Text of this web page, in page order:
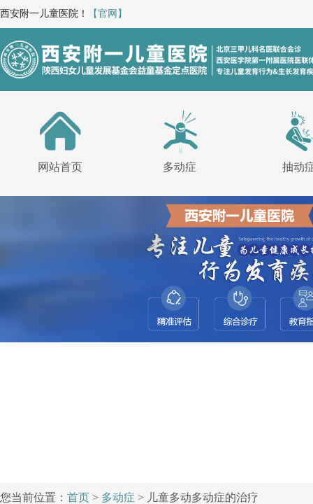
西安附一儿童医院！ 【官网】
网站首页 多动症 抽动
您当前位置： 首页 > 多动症 > 儿童多动多动症的治疗